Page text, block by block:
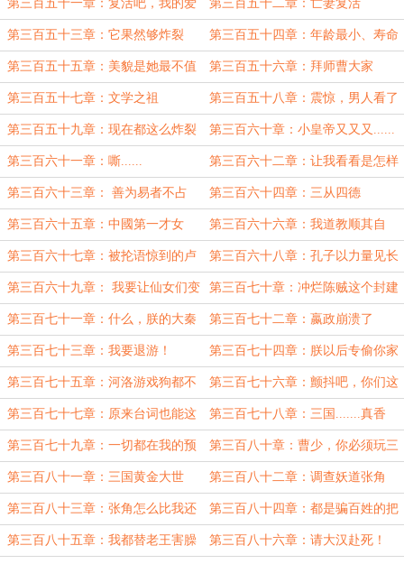
第三百五十一章：复活吧，我的爱
人
第三百五十二章：亡妻复活
第三百五十三章：它果然够炸裂 第三百五十四章：年龄最小、寿命
最短的皇帝
第三百五十五章：美貌是她最不值
得一提的优点
第三百五十六章：拜师曹大家
第三百五十七章：文学之祖 第三百五十八章：震惊，男人看了
会沉默
第三百五十九章：现在都这么炸裂
了？
第三百六十章：小皇帝又又又......
死了？
第三百六十一章：嘶...... 第三百六十二章：让我看看是怎样
的惊喜
第三百六十三章： 善为易者不占 第三百六十四章：三从四德
第三百六十五章：中國第一才女 第三百六十六章：我道教顺其自
然，顺的是自己的心
第三百六十七章：被抡语惊到的卢
植
第三百六十八章：孔子以力量见长
第三百六十九章： 我要让仙女们变
回正常人！
第三百七十章：冲烂陈贼这个封建
余孽
第三百七十一章：什么，朕的大秦
亡了？
第三百七十二章：嬴政崩溃了
第三百七十三章：我要退游！ 第三百七十四章：朕以后专偷你家
第三百七十五章：河洛游戏狗都不
玩
第三百七十六章：颤抖吧，你们这
些异世界的土著玩家
第三百七十七章：原来台词也能这
么燃！
第三百七十八章：三国.......真香
第三百七十九章：一切都在我的预
料之中
第三百八十章：曹少，你必须玩三
国
第三百八十一章：三国黄金大世 第三百八十二章：调查妖道张角
第三百八十三章：张角怎么比我还
正派？
第三百八十四章：都是骗百姓的把
戏
第三百八十五章：我都替老王害臊 第三百八十六章：请大汉赴死！